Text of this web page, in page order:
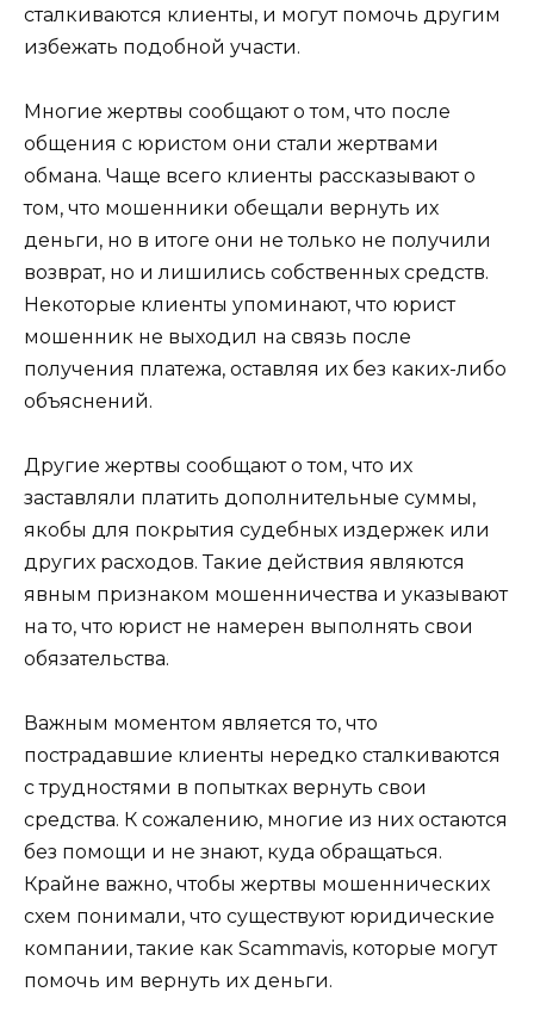
сталкиваются клиенты, и могут помочь другим
избежать подобной участи.
Многие жертвы сообщают о том, что после
общения с юристом они стали жертвами
обмана. Чаще всего клиенты рассказывают о
том, что мошенники обещали вернуть их
деньги, но в итоге они не только не получили
возврат, но и лишились собственных средств.
Некоторые клиенты упоминают, что юрист
мошенник не выходил на связь после
получения платежа, оставляя их без каких-либо
объяснений.
Другие жертвы сообщают о том, что их
заставляли платить дополнительные суммы,
якобы для покрытия судебных издержек или
других расходов. Такие действия являются
явным признаком мошенничества и указывают
на то, что юрист не намерен выполнять свои
обязательства.
Важным моментом является то, что
пострадавшие клиенты нередко сталкиваются
с трудностями в попытках вернуть свои
средства. К сожалению, многие из них остаются
без помощи и не знают, куда обращаться.
Крайне важно, чтобы жертвы мошеннических
схем понимали, что существуют юридические
компании, такие как Scammavis, которые могут
помочь им вернуть их деньги.